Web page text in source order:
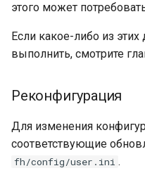
этого может
Если какое-либо из
выполнить, смотрите
Реконфигурация
Для изменения
соответствующие
fh/config/user.ini .